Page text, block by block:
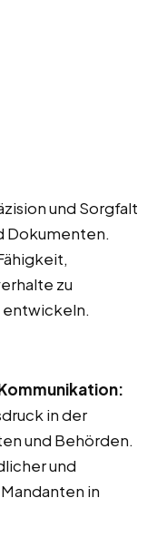
und Sorgfalt
Dokumenten.
zu
entwickeln.
in der
und Behörden.
und
in